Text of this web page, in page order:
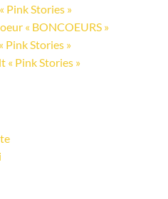
Pink Stories »
« BONCOEURS »
Pink Stories »
Pink Stories »